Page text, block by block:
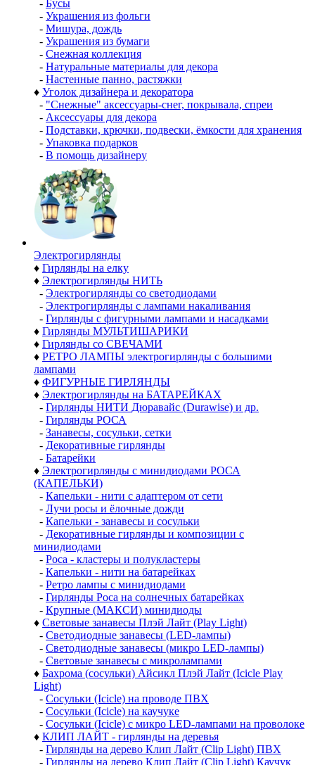
- Бусы
- Украшения из фольги
- Мишура, дождь
- Украшения из бумаги
- Снежная коллекция
- Натуральные материалы для декора
- Настенные панно, растяжки
♦ Уголок дизайнера и декоратора
- "Снежные" аксессуары-снег, покрывала, спреи
- Аксессуары для декора
- Подставки, крючки, подвески, ёмкости для хранения
- Упаковка подарков
- В помощь дизайнеру
Электро­гирлянды
♦ Гирлянды на елку
♦ Электрогирлянды НИТЬ
- Электрогирлянды со светодиодами
- Электрогирлянды с лампами накаливания
- Гирлянды с фигурными лампами и насадками
♦ Гирлянды МУЛЬТИШАРИКИ
♦ Гирлянды со СВЕЧАМИ
♦ РЕТРО ЛАМПЫ электрогирлянды с большими
лампами
♦ ФИГУРНЫЕ ГИРЛЯНДЫ
♦ Электрогирлянды на БАТАРЕЙКАХ
- Гирлянды НИТИ Дюравайс (Durawise) и др.
- Гирлянды РОСА
- Занавесы, сосульки, сетки
- Декоративные гирлянды
- Батарейки
♦ Электрогирлянды с минидиодами РОСА
(КАПЕЛЬКИ)
- Капельки - нити с адаптером от сети
- Лучи росы и ёлочные дожди
- Капельки - занавесы и сосульки
- Декоративные гирлянды и композиции с
минидиодами
- Роса - кластеры и полукластеры
- Капельки - нити на батарейках
- Ретро лампы с минидиодами
- Гирлянды Роса на солнечных батарейках
- Крупные (МАКСИ) минидиоды
♦ Световые занавесы Плэй Лайт (Play Light)
- Светодиодные занавесы (LED-лампы)
- Светодиодные занавесы (микро LED-лампы)
- Световые занавесы с микролампами
♦ Бахрома (сосульки) Айсикл Плэй Лайт (Icicle Play
Light)
- Сосульки (Icicle) на проводе ПВХ
- Сосульки (Icicle) на каучуке
- Сосульки (Icicle) с микро LED-лампами на проволоке
♦ КЛИП ЛАЙТ - гирлянды на деревья
- Гирлянды на дерево Клип Лайт (Clip Light) ПВХ
- Гирлянды на дерево Клип Лайт (Clip Light) Каучук